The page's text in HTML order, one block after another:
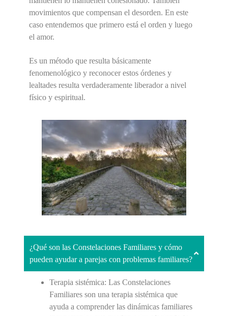
movimientos que compensan el desorden. En este
caso entendemos que primero está el orden y luego
el amor.
Es un método que resulta básicamente
fenomenológico y reconocer estos órdenes y
lealtades resulta verdaderamente liberador a nivel
físico y espiritual.
¿Qué son las Constelaciones Familiares y cómo
pueden ayudar a parejas con problemas familiares?
Terapia sistémica: Las Constelaciones
Familiares son una terapia sistémica que
ayuda a comprender las dinámicas familiares